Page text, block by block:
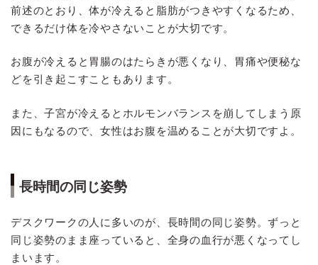
前述のとおり、体が冷えると脂肪がつきやすくなるため、
できるだけ体を冷やさないことが大切です。
お腹が冷えると胃腸のはたらきが悪くなり、胃痛や便秘な
どを引き起こすこともあります。
また、子宮が冷えるとホルモンバランスを崩してしまう原
因にもなるので、女性はお腹を温めることが大切ですよ。
長時間の同じ姿勢
デスクワークの人に多いのが、長時間の同じ姿勢。ずっと
同じ姿勢のまま座っていると、全身の血行が悪くなってし
まいます。